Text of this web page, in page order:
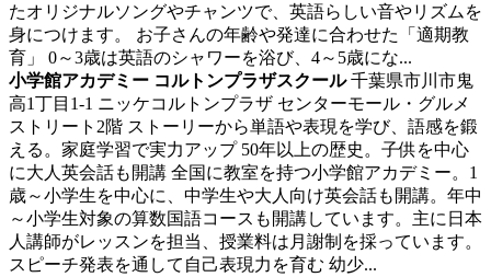
たオリジナルソングやチャンツで、英語らしい音やリズムを
身につけます。 お子さんの年齢や発達に合わせた「適期教
育」 0～3歳は英語のシャワーを浴び、4～5歳にな...
小学館アカデミー コルトンプラザスクール千葉県市川市鬼
高1丁目1-1 ニッケコルトンプラザ センターモール・グルメ
ストリート2階 ストーリーから単語や表現を学び、語感を鍛
える。家庭学習で実力アップ 50年以上の歴史。子供を中心
に大人英会話も開講 全国に教室を持つ小学館アカデミー。1
歳～小学生を中心に、中学生や大人向け英会話も開講。年中
～小学生対象の算数国語コースも開講しています。主に日本
人講師がレッスンを担当、授業料は月謝制を採っています。
スピーチ発表を通して自己表現力を育む 幼少...